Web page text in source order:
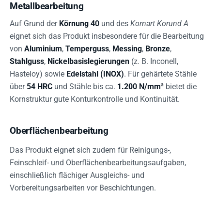
Metallbearbeitung
Auf Grund der Körnung 40 und des Kornart Korund A
eignet sich das Produkt insbesondere für die Bearbeitung
von Aluminium, Temperguss, Messing, Bronze,
Stahlguss, Nickelbasislegierungen (z. B. Inconell,
Hasteloy) sowie Edelstahl (INOX). Für gehärtete Stähle
über54 HRC und Stähle bis ca. 1.200 N/mm² bietet die
Kornstruktur gute Konturkontrolle und Kontinuität.
Oberflächenbearbeitung
Das Produkt eignet sich zudem für Reinigungs-,
Feinschleif- und Oberflächenbearbeitungsaufgaben,
einschließlich flächiger Ausgleichs- und
Vorbereitungsarbeiten vor Beschichtungen.